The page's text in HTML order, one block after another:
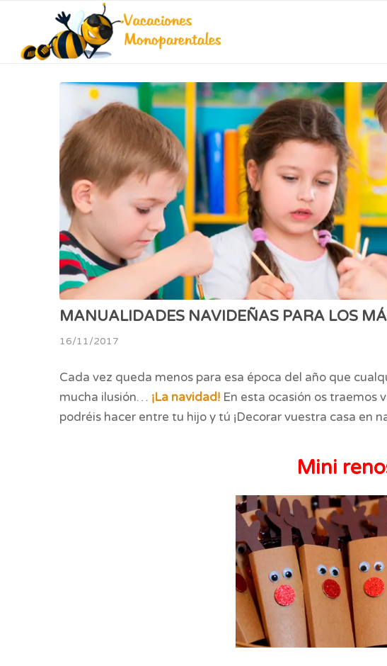
MANUALIDADES NAVIDEÑAS PARA LOS
16/11/2017
Cada vez queda menos para esa época del año que
mucha ilusión… ¡La navidad!En esta ocasión os traemos
podréis hacer entre tu hijo y tú ¡Decorar vuestra casa en
Mini